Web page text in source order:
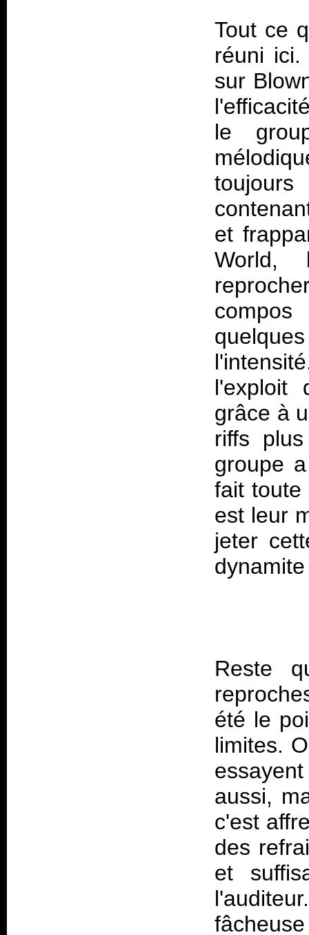
Tout ce
réuni
sur
le
et
World,
l'exploit
grâce à
riffs
groupe
fait
est leur
jeter
Reste
été le
limites.
aussi,
c'est
des
et